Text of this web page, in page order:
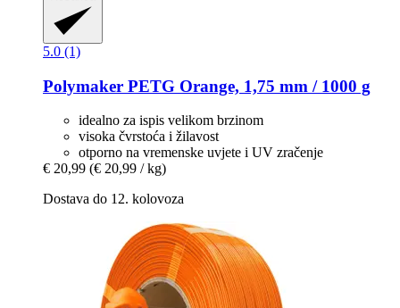
5.0 (1)
Polymaker PETG Orange, 1,75 mm / 1000 g
idealno za ispis velikom brzinom
visoka čvrstoća i žilavost
otporno na vremenske uvjete i UV zračenje
€ 20,99 (€ 20,99 / kg)
Dostava do 12. kolovoza